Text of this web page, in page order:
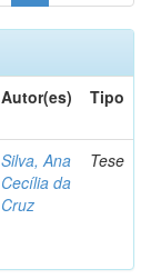
Autor(es) Tipo
Silva, Ana
Cecília da
Cruz
Tese